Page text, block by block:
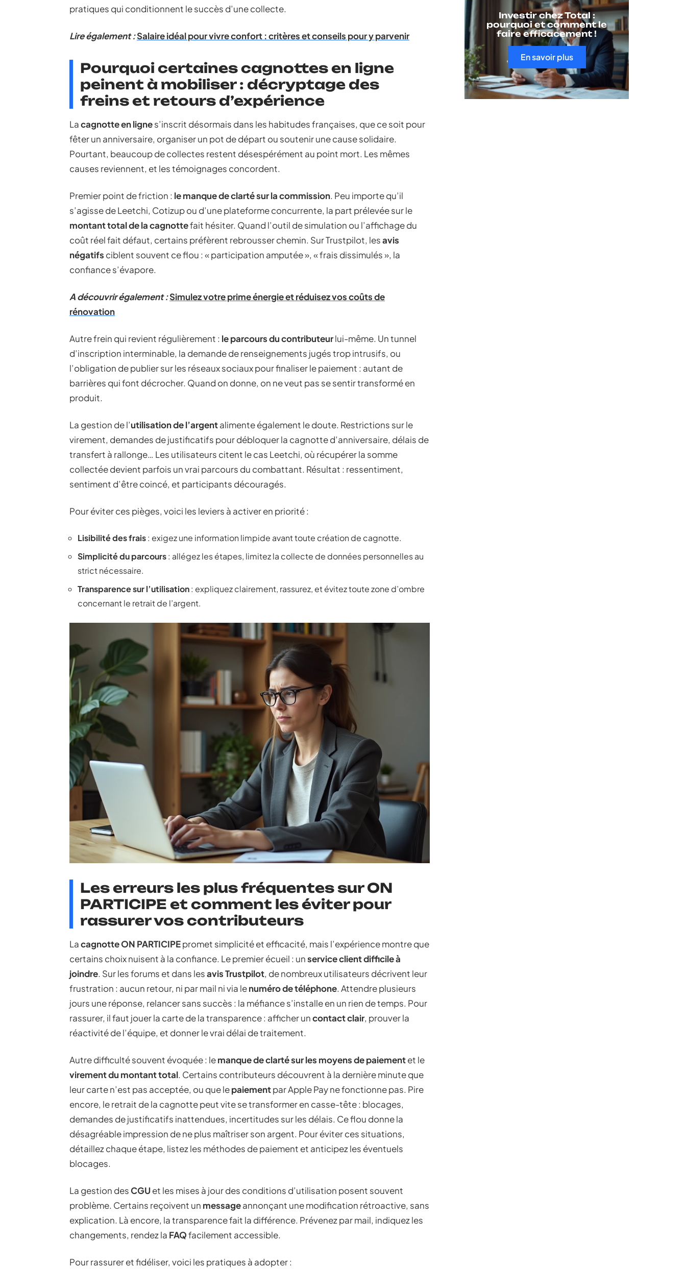
pratiques qui conditionnent le succès d’une collecte.
Lire également :Salaire idéal pour vivre confort : critères et conseils pour y parvenir
Pourquoi certaines cagnottes en ligne
peinent à mobiliser : décryptage des
freins et retours d’expérience
Lacagnotte en lignes’inscrit désormais dans les habitudes françaises, que ce soit pour
fêter un anniversaire, organiser un pot de départ ou soutenir une cause solidaire.
Pourtant, beaucoup de collectes restent désespérément au point mort. Les mêmes
causes reviennent, et les témoignages concordent.
Premier point de friction : le manque de clarté sur la commission. Peu importe qu’il
s’agisse de Leetchi, Cotizup ou d’une plateforme concurrente, la part prélevée sur le
montant total de la cagnottefait hésiter. Quand l’outil de simulation ou l’affichage du
coût réel fait défaut, certains préfèrent rebrousser chemin. Sur Trustpilot, lesavis
négatifs ciblent souvent ce flou : « participation amputée », « frais dissimulés », la
confiance s’évapore.
A découvrir également :Simulez votre prime énergie et réduisez vos coûts de
rénovation
Autre frein qui revient régulièrement : le parcours du contributeurlui-même. Un tunnel
d’inscription interminable, la demande de renseignements jugés trop intrusifs, ou
l’obligation de publier sur les réseaux sociaux pour finaliser le paiement : autant de
barrières qui font décrocher. Quand on donne, on ne veut pas se sentir transformé en
produit.
La gestion de l’utilisation de l’argentalimente également le doute. Restrictions sur le
virement, demandes de justificatifs pour débloquer la cagnotte d’anniversaire, délais de
transfert à rallonge… Les utilisateurs citent le cas Leetchi, où récupérer la somme
collectée devient parfois un vrai parcours du combattant. Résultat : ressentiment,
sentiment d’être coincé, et participants découragés.
Pour éviter ces pièges, voici les leviers à activer en priorité :
Lisibilité des frais: exigez une information limpide avant toute création de cagnotte.
Simplicité du parcours: allégez les étapes, limitez la collecte de données personnelles au
strict nécessaire.
Transparence sur l’utilisation: expliquez clairement, rassurez, et évitez toute zone d’ombre
concernant le retrait de l’argent.
Les erreurs les plus fréquentes sur ON
PARTICIPE et comment les éviter pour
rassurer vos contributeurs
Lacagnotte ON PARTICIPEpromet simplicité et efficacité, mais l’expérience montre que
certains choix nuisent à la confiance. Le premier écueil : unservice client difficile à
joindre. Sur les forums et dans lesavis Trustpilot, de nombreux utilisateurs décrivent leur
frustration : aucun retour, ni par mail ni via lenuméro de téléphone. Attendre plusieurs
jours une réponse, relancer sans succès : la méfiance s’installe en un rien de temps. Pour
rassurer, il faut jouer la carte de la transparence : afficher uncontact clair, prouver la
réactivité de l’équipe, et donner le vrai délai de traitement.
Autre difficulté souvent évoquée : lemanque de clarté sur les moyens de paiementet le
virement du montant total. Certains contributeurs découvrent à la dernière minute que
leur carte n’est pas acceptée, ou que lepaiementpar Apple Pay ne fonctionne pas. Pire
encore, le retrait de la cagnotte peut vite se transformer en casse-tête : blocages,
demandes de justificatifs inattendues, incertitudes sur les délais. Ce flou donne la
désagréable impression de ne plus maîtriser son argent. Pour éviter ces situations,
détaillez chaque étape, listez les méthodes de paiement et anticipez les éventuels
blocages.
La gestion desCGUet les mises à jour des conditions d’utilisation posent souvent
problème. Certains reçoivent un messageannonçant une modification rétroactive, sans
explication. Là encore, la transparence fait la différence. Prévenez par mail, indiquez les
changements, rendez la FAQfacilement accessible.
Pour rassurer et fidéliser, voici les pratiques à adopter :
Investir chez Total :
pourquoi et comment le
faire efficacement !
En savoir plus